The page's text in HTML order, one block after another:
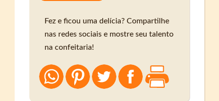
Fez e ficou uma delícia? Compartilhe
nas redes sociais e mostre seu talento
na confeitaria!